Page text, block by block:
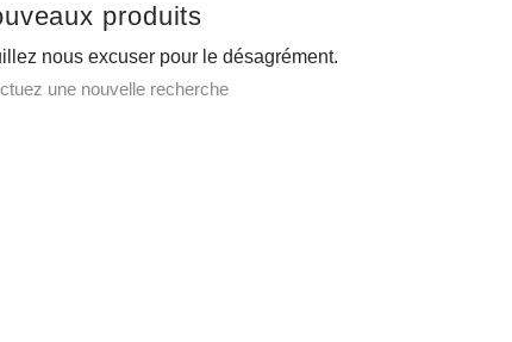
produits
nous excuser pour le désagrément.
une nouvelle recherche
J'adore! J'ai commandé un tapis à
fonctionnel et jolie à la fois.